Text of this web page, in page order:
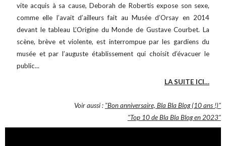
vite acquis à sa cause, Deborah de Robertis expose son sexe,
comme elle l’avait d’ailleurs fait au Musée d’Orsay en 2014
devant le tableau L’Origine du Monde de Gustave Courbet. La
scène, brève et violente, est interrompue par les gardiens du
musée et par l’auguste établissement qui choisit d’évacuer le
public...
LA SUITE ICI…
Voir aussi : "Bon anniversaire, Bla Bla Blog (10 ans !)"
"Top 10 de Bla Bla Blog en 2023"